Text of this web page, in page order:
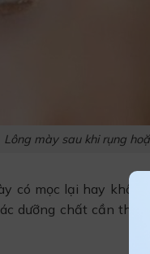
Lông mày sau khi rụng
có mọc lại hay
dưỡng chất cần